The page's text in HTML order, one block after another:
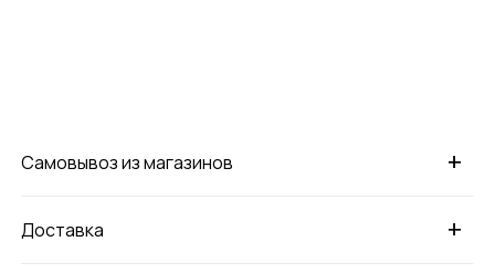
+
Самовывоз из магазинов
+
Доставка